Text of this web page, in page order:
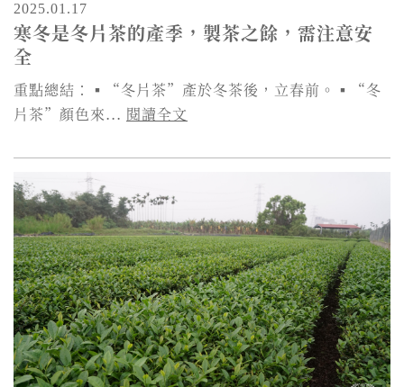
2025.01.17
寒冬是冬片茶的產季，製茶之餘，需注意安
全
重點總結：▪“冬片茶”產於冬茶後，立春前。▪“冬
片茶”顏色來... 閱讀全文